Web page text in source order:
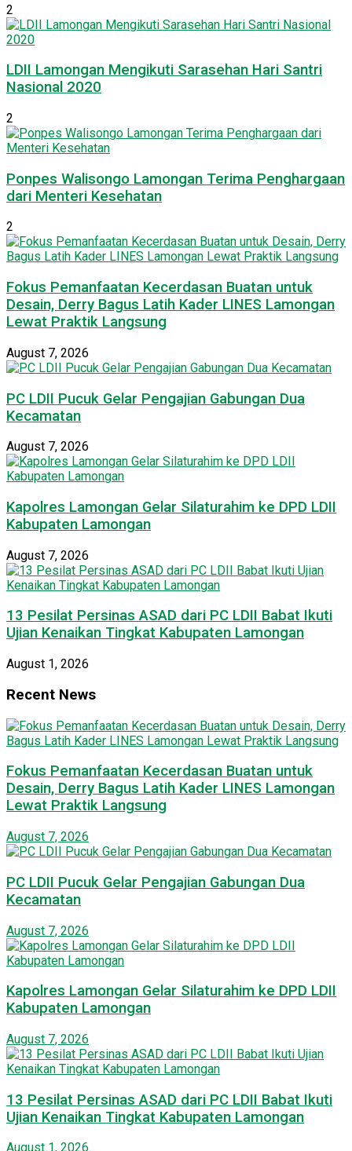
2
LDII Lamongan Mengikuti Sarasehan Hari Santri
Nasional 2020
2
Ponpes Walisongo Lamongan Terima Penghargaan
dari Menteri Kesehatan
2
Fokus Pemanfaatan Kecerdasan Buatan untuk
Desain, Derry Bagus Latih Kader LINES Lamongan
Lewat Praktik Langsung
August 7, 2026
PC LDII Pucuk Gelar Pengajian Gabungan Dua
Kecamatan
August 7, 2026
Kapolres Lamongan Gelar Silaturahim ke DPD LDII
Kabupaten Lamongan
August 7, 2026
13 Pesilat Persinas ASAD dari PC LDII Babat Ikuti
Ujian Kenaikan Tingkat Kabupaten Lamongan
August 1, 2026
Recent News
Fokus Pemanfaatan Kecerdasan Buatan untuk
Desain, Derry Bagus Latih Kader LINES Lamongan
Lewat Praktik Langsung
August 7, 2026
PC LDII Pucuk Gelar Pengajian Gabungan Dua
Kecamatan
August 7, 2026
Kapolres Lamongan Gelar Silaturahim ke DPD LDII
Kabupaten Lamongan
August 7, 2026
13 Pesilat Persinas ASAD dari PC LDII Babat Ikuti
Ujian Kenaikan Tingkat Kabupaten Lamongan
August 1, 2026